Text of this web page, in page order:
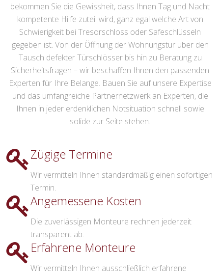
bekommen Sie die Gewissheit, dass Ihnen Tag und Nacht
kompetente Hilfe zuteil wird, ganz egal welche Art von
Schwierigkeit bei Tresorschloss oder Safeschlüsseln
gegeben ist. Von der Öffnung der Wohnungstür über den
Tausch defekter Türschlösser bis hin zu Beratung zu
Sicherheitsfragen – wir beschaffen Ihnen den passenden
Experten für Ihre Belange. Bauen Sie auf unsere Expertise
und das umfangreiche Partnernetzwerk an Experten, die
Ihnen in jeder erdenklichen Notsituation schnell sowie
solide zur Seite stehen.
Zügige Termine
Wir vermitteln Ihnen standardmäßig einen sofortigen
Termin.
Angemessene Kosten
Die zuverlässigen Monteure rechnen jederzeit
transparent ab.
Erfahrene Monteure
Wir vermitteln Ihnen ausschließlich erfahrene